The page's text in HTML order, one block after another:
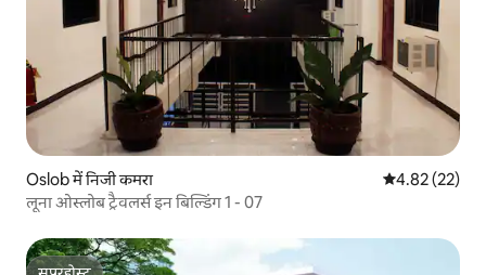
Oslob में निजी कमरा औसत रेटिंग 5 में
4.82 (22)
लूना ओस्लोब ट्रैवलर्स इन बिल्डिंग 1 - 07